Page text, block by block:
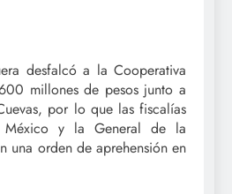
desfalcó a la Cooperativa
millones de pesos junto a
por lo que las fiscalías
y la General de la
una orden de aprehensión en